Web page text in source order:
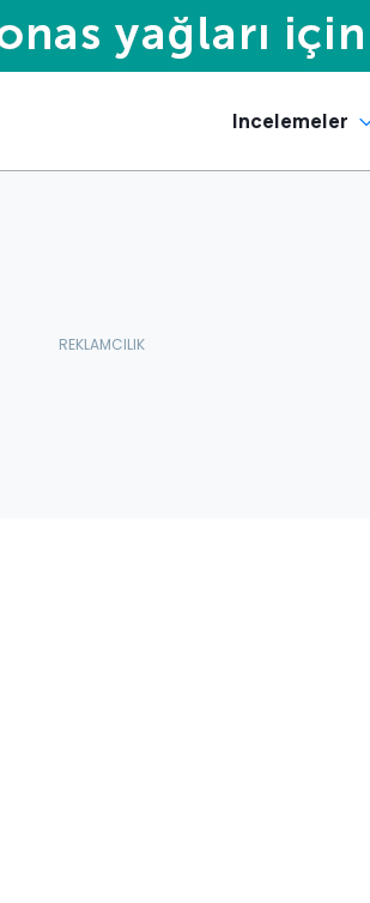
Incelemeler